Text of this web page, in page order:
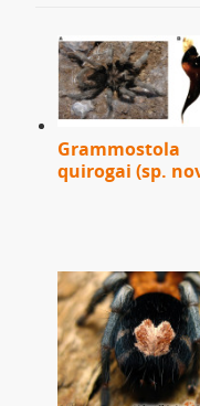
Grammostola
quirogai (sp.